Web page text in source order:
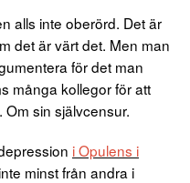
alls inte oberörd. Det är
det är värt det. Men man
för det man
många kollegor för att
sin självcensur.
i Opulens i
minst från andra i